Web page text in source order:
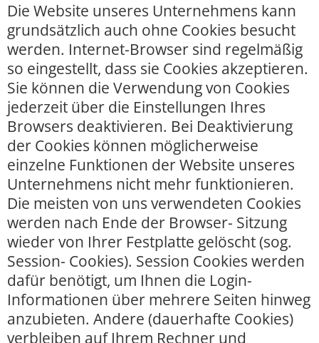
Die Website unseres Unternehmens kann
grundsätzlich auch ohne Cookies besucht
werden. Internet-Browser sind regelmäßig
so eingestellt, dass sie Cookies akzeptieren.
Sie können die Verwendung von Cookies
jederzeit über die Einstellungen Ihres
Browsers deaktivieren. Bei Deaktivierung
der Cookies können möglicherweise
einzelne Funktionen der Website unseres
Unternehmens nicht mehr funktionieren.
Die meisten von uns verwendeten Cookies
werden nach Ende der Browser- Sitzung
wieder von Ihrer Festplatte gelöscht (sog.
Session- Cookies). Session Cookies werden
dafür benötigt, um Ihnen die Login-
Informationen über mehrere Seiten hinweg
anzubieten. Andere (dauerhafte Cookies)
verbleiben auf Ihrem Rechner und